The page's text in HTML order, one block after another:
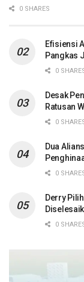
0 SHARES
Efisiensi
Pangkas
0
Desak
Ratusan
0
Dua
0
Derry
0